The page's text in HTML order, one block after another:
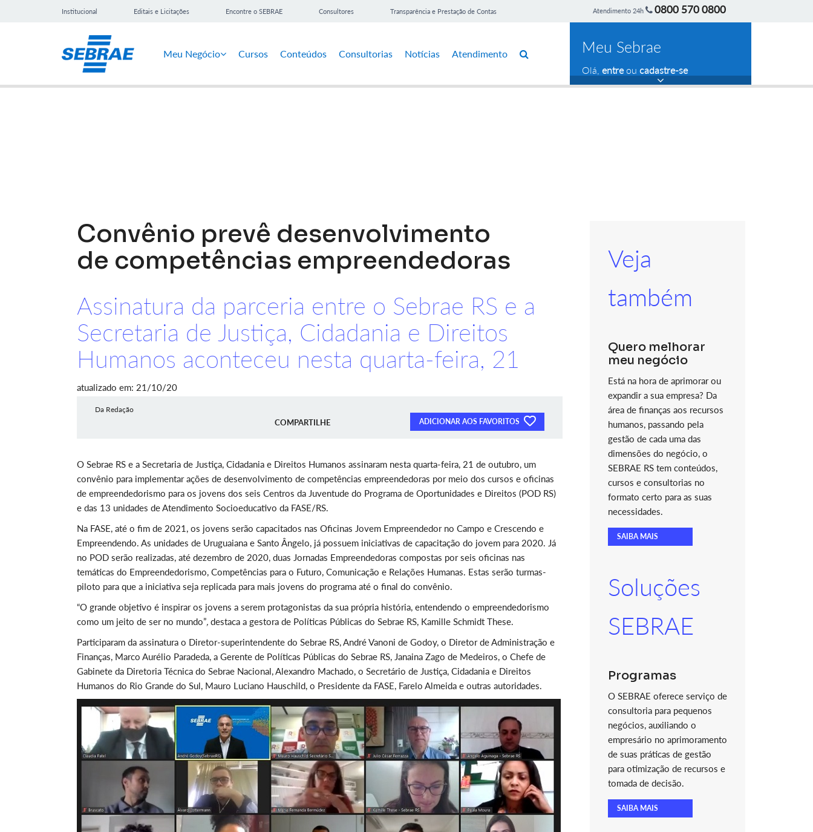
Institucional Editais e Licitações Encontre o SEBRAE Consultores Transparência e Prestação de Contas Atendimento 24h 0800 570 0800
Meu Negócio Cursos Conteúdos Consultorias Notícias Atendimento Meu Sebrae
Olá, entreou cadastre-se
Convênio prevê desenvolvimento
de competências empreendedoras
Assinatura da parceria entre o Sebrae RS e a
Secretaria de Justiça, Cidadania e Direitos
Humanos aconteceu nesta quarta-feira, 21
atualizado em: 21/10/20
Da Redação
COMPARTILHE ADICIONAR AOS FAVORITOS
O Sebrae RS e a Secretaria de Justiça, Cidadania e Direitos Humanos assinaram nesta quarta-feira, 21 de outubro, um
convênio para implementar ações de desenvolvimento de competências empreendedoras por meio dos cursos e oficinas
de empreendedorismo para os jovens dos seis Centros da Juventude do Programa de Oportunidades e Direitos (POD RS)
e das 13 unidades de Atendimento Socioeducativo da FASE/RS.
Na FASE, até o fim de 2021, os jovens serão capacitados nas Oficinas Jovem Empreendedor no Campo e Crescendo e
Empreendendo. As unidades de Uruguaiana e Santo Ângelo, já possuem iniciativas de capacitação do jovem para 2020. Já
no POD serão realizadas, até dezembro de 2020, duas Jornadas Empreendedoras compostas por seis oficinas nas
temáticas do Empreendedorismo, Competências para o Futuro, Comunicação e Relações Humanas. Estas serão turmas-
piloto para que a iniciativa seja replicada para mais jovens do programa até o final do convênio.
“O grande objetivo é inspirar os jovens a serem protagonistas da sua própria história, entendendo o empreendedorismo
como um jeito de ser no mundo”, destaca a gestora de Políticas Públicas do Sebrae RS, Kamille Schmidt These.
Participaram da assinatura o Diretor-superintendente do Sebrae RS, André Vanoni de Godoy, o Diretor de Administração e
Finanças, Marco Aurélio Paradeda, a Gerente de Políticas Públicas do Sebrae RS, Janaina Zago de Medeiros, o Chefe de
Gabinete da Diretoria Técnica do Sebrae Nacional, Alexandro Machado, o Secretário de Justiça, Cidadania e Direitos
Humanos do Rio Grande do Sul, Mauro Luciano Hauschild, o Presidente da FASE, Farelo Almeida e outras autoridades.
Veja
também
Quero melhorar
meu negócio
Está na hora de aprimorar ou
expandir a sua empresa? Da
área de finanças aos recursos
humanos, passando pela
gestão de cada uma das
dimensões do negócio, o
SEBRAE RS tem conteúdos,
cursos e consultorias no
formato certo para as suas
necessidades.
SAIBA MAIS
Soluções
SEBRAE
Programas
O SEBRAE oferece serviço de
consultoria para pequenos
negócios, auxiliando o
empresário no aprimoramento
de suas práticas de gestão
para otimização de recursos e
tomada de decisão.
SAIBA MAIS